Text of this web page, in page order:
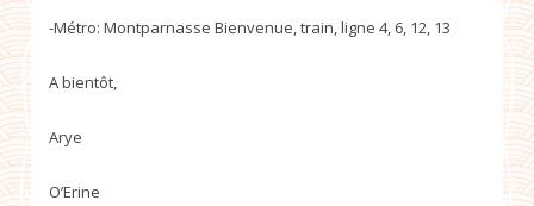
-Métro: Montparnasse Bienvenue, train, ligne 4, 6, 12, 13
A bientôt,
Arye
O’Erine